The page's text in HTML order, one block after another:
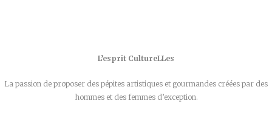
L’esprit CultureLLes
La passion de proposer des pépites artistiques et gourmandes créées par des
hommes et des femmes d’exception.